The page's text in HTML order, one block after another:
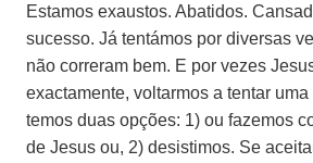
Estamos exaustos. Abatidos.
sucesso. Já tentámos por diversas
não correram bem. E por vezes
exactamente, voltarmos a tentar
temos duas opções: 1) ou fazemos
de Jesus ou, 2) desistimos. Se